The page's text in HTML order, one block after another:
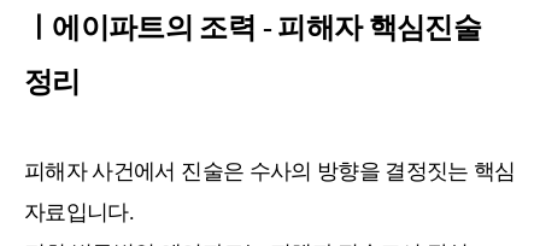
ㅣ에이파트의 조력 - 피해자 핵심진술
정리
피해자 사건에서 진술은 수사의 방향을 결정짓는 핵심
자료입니다.